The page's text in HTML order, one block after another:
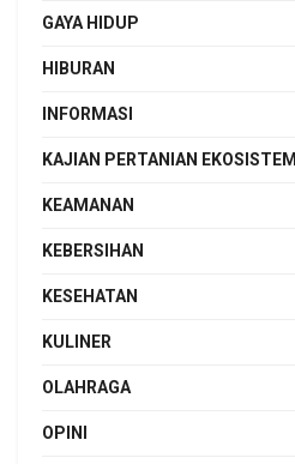
GAYA HIDUP
HIBURAN
INFORMASI
KAJIAN PERTANIAN EKOSISTEM
KEAMANAN
KEBERSIHAN
KESEHATAN
KULINER
OLAHRAGA
OPINI